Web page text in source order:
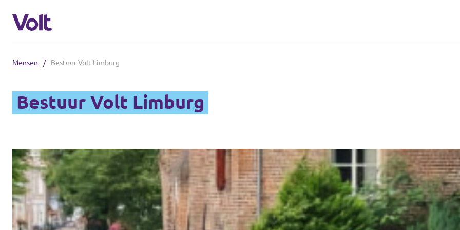
Volt Maastricht
Over Volt
Mensen
Nieuws
Mensen / Bestuur Volt Limburg
Bestuur Volt Limburg